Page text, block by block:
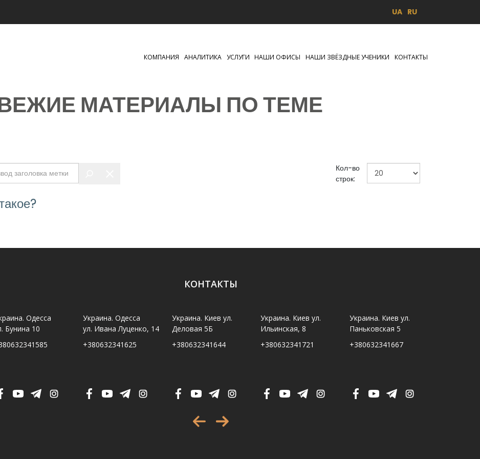
UA RU
КОМПАНИЯ АНАЛИТИКА УСЛУГИ НАШИ ОФИСЫ НАШИ ЗВЁЗДНЫЕ УЧЕНИКИ КОНТАКТЫ
МАТЕРИАЛЫ ПО ТЕМЕ
Кол-во
строк:
КОНТАКТЫ
Одесса
Бунина 10
Украина. Одесса
ул. Ивана Луценко, 14
+380632341625
Украина. Киев ул.
Деловая 5Б
+380632341644
Украина. Киев ул.
Ильинская, 8
+380632341721
Украина. Киев ул.
Паньковская 5
+380632341667